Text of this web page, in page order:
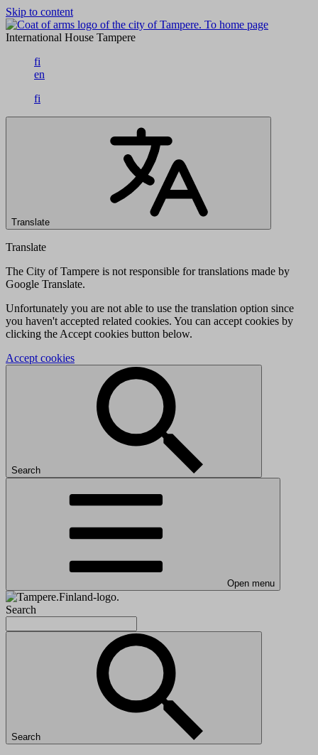
Skip to content
To home page
International House Tampere
fi
en
fi
Translate
Translate
The City of Tampere is not responsible for translations made by
Google Translate.
Unfortunately you are not able to use the translation option since
you haven't accepted related cookies. You can accept cookies by
clicking the Accept cookies button below.
Accept cookies
Search
Open menu
Search
Search